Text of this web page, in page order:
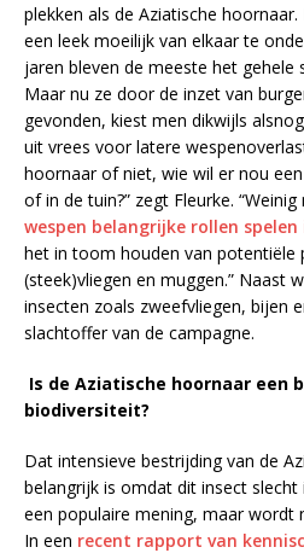
plekken als de Aziatische
een leek moeilijk van elkaar te
jaren bleven de meeste het gehele
Maar nu ze door de inzet van
gevonden, kiest men dikwijls
uit vrees voor latere
hoornaar of niet, wie wil er nou
of in de tuin?” zegt Fleurke.
wespen belangrijke rollen
het in toom houden van potentiële
(steek)vliegen en muggen.” Naast
insecten zoals zweefvliegen, bijen
slachtoffer van de campagne.
Is de Aziatische hoornaar een
biodiversiteit?
Dat intensieve bestrijding van de
belangrijk is omdat dit insect
een populaire mening, maar wordt
In een recent rapport van